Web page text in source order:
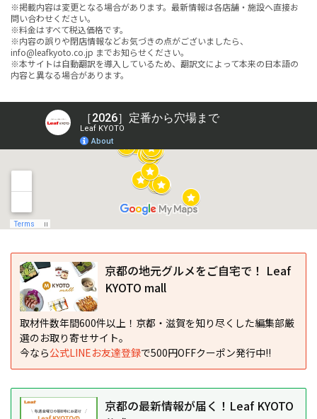
※掲載内容は変更となる場合があります。最新情報は各店舗・施設へ直接お
問い合わせください。
※料金はすべて税込価格です。
※内容の誤りや閉店情報などお気づきの点がございましたら、
info@leafkyoto.co.jp までお知らせください。
※本サイトは自動翻訳を導入しているため、翻訳文によって本来の日本語の
内容と異なる場合があります。
京都の地元グルメをご自宅で！ Leaf
KYOTO mall
取材件数年間600件以上！京都・滋賀を知り尽くした編集部厳
選のお取り寄せサイト。
今なら公式LINEお友達登録で500円OFFクーポン発行中!!
京都の最新情報が届く！Leaf KYOTO